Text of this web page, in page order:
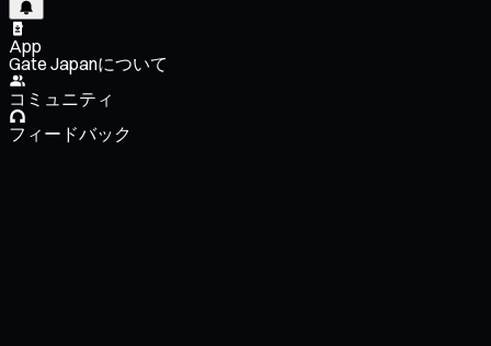
App
Gate Japanについて
コミュニティ
フィードバック